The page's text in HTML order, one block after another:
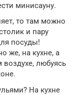
минисауну.
то там можно
и пару
посуды!
же, на кухне, а
любуясь
На кухне